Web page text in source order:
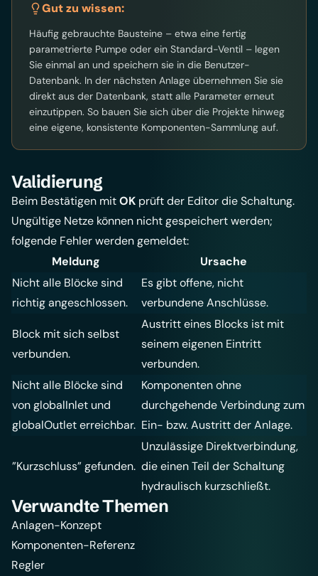
Gut zu wissen:
Häufig gebrauchte Bausteine – etwa eine fertig
parametrierte Pumpe oder ein Standard-Ventil – legen
Sie einmal an und speichern sie in die Benutzer-
Datenbank. In der nächsten Anlage übernehmen Sie sie
direkt aus der Datenbank, statt alle Parameter erneut
einzutippen. So bauen Sie sich über die Projekte hinweg
eine eigene, konsistente Komponenten-Sammlung auf.
Validierung
Beim Bestätigen mitOK prüft der Editor die Schaltung.
Ungültige Netze können nicht gespeichert werden;
folgende Fehler werden gemeldet:
Meldung
Ursache
Nicht alle Blöcke sind
richtig angeschlossen.
Es gibt offene, nicht
verbundene Anschlüsse.
Block mit sich selbst
verbunden.
Austritt eines Blocks ist mit
seinem eigenen Eintritt
verbunden.
Nicht alle Blöcke sind
von globalInlet und
globalOutlet erreichbar.
Komponenten ohne
durchgehende Verbindung zum
Ein- bzw. Austritt der Anlage.
”Kurzschluss” gefunden.
Unzulässige Direktverbindung,
die einen Teil der Schaltung
hydraulisch kurzschließt.
Verwandte Themen
Anlagen-Konzept
Komponenten-Referenz
Regler